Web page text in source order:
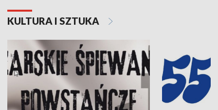
KULTURA I SZTUKA